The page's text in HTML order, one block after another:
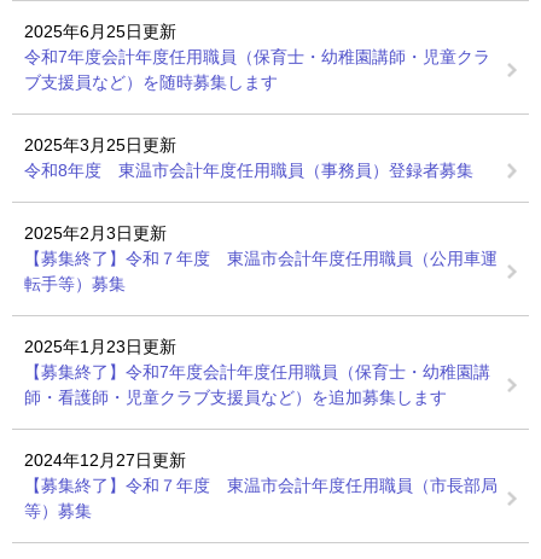
2025年6月25日更新
令和7年度会計年度任用職員（保育士・幼稚園講師・児童クラ
ブ支援員など）を随時募集します
2025年3月25日更新
令和8年度 東温市会計年度任用職員（事務員）登録者募集
2025年2月3日更新
【募集終了】令和７年度 東温市会計年度任用職員（公用車運
転手等）募集
2025年1月23日更新
【募集終了】令和7年度会計年度任用職員（保育士・幼稚園講
師・看護師・児童クラブ支援員など）を追加募集します
2024年12月27日更新
【募集終了】令和７年度 東温市会計年度任用職員（市長部局
等）募集